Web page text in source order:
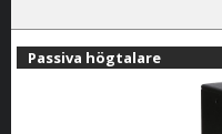
Passiva högtalare